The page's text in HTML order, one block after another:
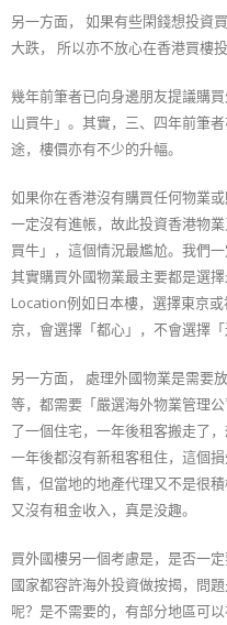
另一方面， 如果有些閑錢想投資
大跌， 所以亦不放心在香港買樓投
幾年前筆者已向身邊朋友提議購
山買牛」。其實，三、四年前筆
途，樓價亦有不少的升幅。
如果你在香港沒有購買任何物業
一定沒有進帳，故此投資香港物
買牛」，這個情況最尷尬。我們
其實購買外國物業最主要都是選
Location例如日本樓，選擇東京
京，會選擇「都心」，不會選擇
另一方面， 處理外國物業是需要
等，都需要「嚴選海外物業管理
了一個住宅，一年後租客搬走了
一年後都沒有新租客租住，這個
售，但當地的地產代理又不是很
又沒有租金收入，真是没趣。
買外國樓另一個考慮是，是否一
國家都容許海外投資做按揭，問
呢？是不需要的，有部分地區可